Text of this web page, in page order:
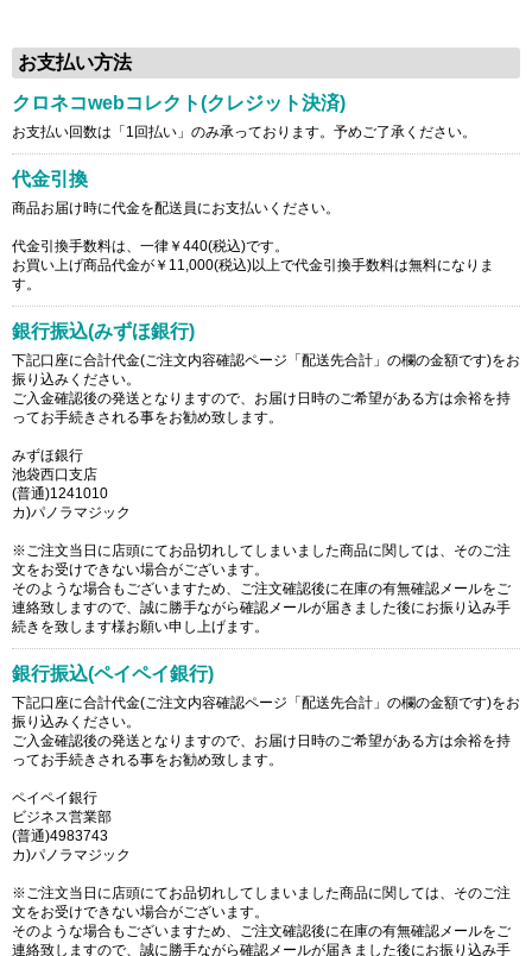
お支払い方法
クロネコwebコレクト(クレジット決済)
お支払い回数は「1回払い」のみ承っております。予めご了承ください。
代金引換
商品お届け時に代金を配送員にお支払いください。
代金引換手数料は、一律￥440(税込)です。
お買い上げ商品代金が￥11,000(税込)以上で代金引換手数料は無料になりま
す。
銀行振込(みずほ銀行)
下記口座に合計代金(ご注文内容確認ページ「配送先合計」の欄の金額です)をお
振り込みください。
ご入金確認後の発送となりますので、お届け日時のご希望がある方は余裕を持
ってお手続きされる事をお勧め致します。
みずほ銀行
池袋西口支店
(普通)1241010
カ)パノラマジック
※ご注文当日に店頭にてお品切れしてしまいました商品に関しては、そのご注
文をお受けできない場合がございます。
そのような場合もございますため、ご注文確認後に在庫の有無確認メールをご
連絡致しますので、誠に勝手ながら確認メールが届きました後にお振り込み手
続きを致します様お願い申し上げます。
銀行振込(ペイペイ銀行)
下記口座に合計代金(ご注文内容確認ページ「配送先合計」の欄の金額です)をお
振り込みください。
ご入金確認後の発送となりますので、お届け日時のご希望がある方は余裕を持
ってお手続きされる事をお勧め致します。
ペイペイ銀行
ビジネス営業部
(普通)4983743
カ)パノラマジック
※ご注文当日に店頭にてお品切れしてしまいました商品に関しては、そのご注
文をお受けできない場合がございます。
そのような場合もございますため、ご注文確認後に在庫の有無確認メールをご
連絡致しますので、誠に勝手ながら確認メールが届きました後にお振り込み手